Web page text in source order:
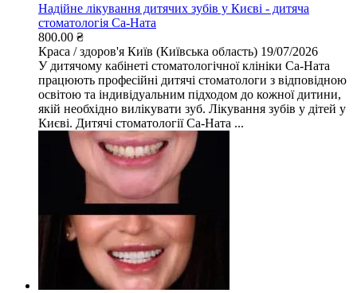
Надійне лікування дитячих зубів у Києві - дитяча
стоматологія Са-Ната
800.00 ₴
Краса / здоров'я Київ (Київська область) 19/07/2026
У дитячому кабінеті стоматологічної клініки Са-Ната
працюють професійні дитячі стоматологи з відповідною
освітою та індивідуальним підходом до кожної дитини,
якій необхідно вилікувати зуб. Лікування зубів у дітей у
Києві. Дитячі стоматології Са-Ната ...